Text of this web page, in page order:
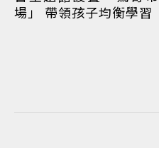
場」 帶領孩子均衡學習